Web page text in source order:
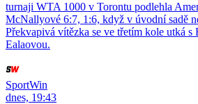
turnaji WTA 1000 v Torontu podlehla
McNallyové 6:7, 1:6, když v úvodní sadě
Překvapivá vítězka se ve třetím kole utká
Ealaovou.
SportWin
dnes, 19:43